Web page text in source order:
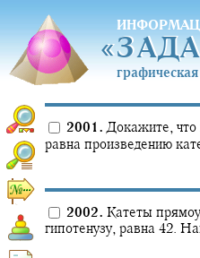
«
«
2001. Докажите, что
равна произведению
2002. Катеты
гипотенузу, равна 42.